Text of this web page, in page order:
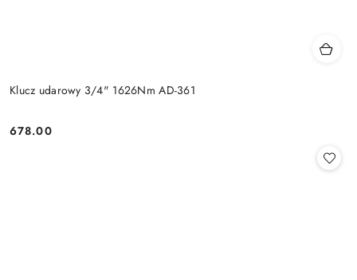
Klucz udarowy 3/4" 1626Nm AD-361
Cena:
678.00